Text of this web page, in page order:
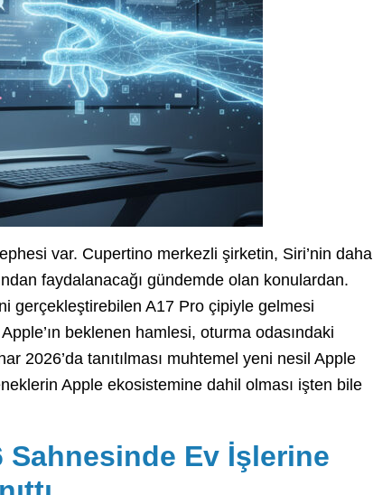
var. Cupertino merkezli şirketin, Siri’nin daha
faydalanacağı gündemde olan konulardan.
gerçekleştirebilen A17 Pro çipiyle gelmesi
beklenen hamlesi, oturma odasındaki
2026’da tanıtılması muhtemel yeni nesil Apple
Apple ekosistemine dahil olması işten bile
Sahnesinde Ev İşlerine